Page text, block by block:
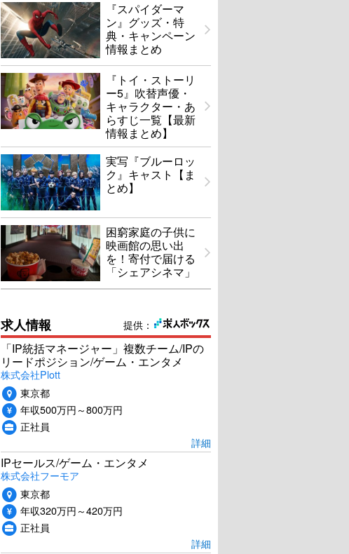
『スパイダーマ
ン』グッズ・特
典・キャンペーン
情報まとめ
『トイ・ストーリ
ー5』吹替声優・
キャラクター・あ
らすじ一覧【最新
情報まとめ】
実写『ブルーロッ
ク』キャスト【ま
とめ】
困窮家庭の子供に
映画館の思い出
を！寄付で届ける
「シェアシネマ」
提供：
求人情報
「IP統括マネージャー」複数チーム/IPの
リードポジション/ゲーム・エンタメ
株式会社Plott
東京都
年収500万円～800万円
正社員
詳細
IPセールス/ゲーム・エンタメ
株式会社フーモア
東京都
年収320万円～420万円
正社員
詳細